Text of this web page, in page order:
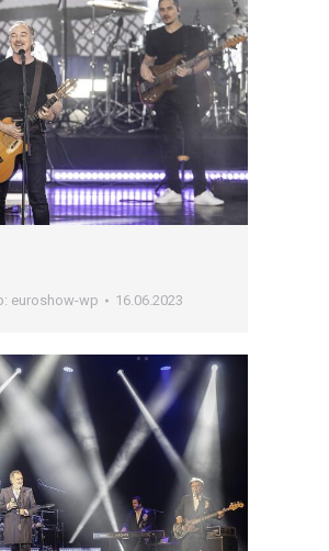
euroshow-wp 16.06.2023